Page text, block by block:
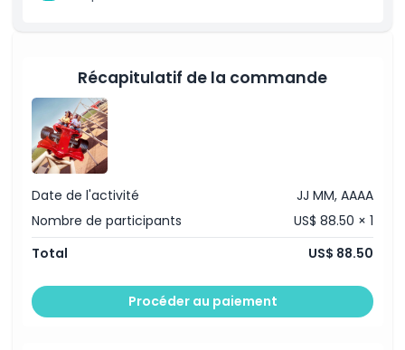
Récapitulatif de la commande
Date de l'activité
JJ MM, AAAA
Nombre de participants
US$ 88.50 × 1
Total
US$ 88.50
Procéder au paiement